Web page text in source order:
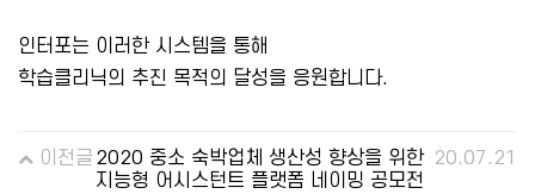
인터포는 이러한 시스템을 통해
학습클리닉의 추진 목적의 달성을 응원합니다.
이전글 2020 중소 숙박업체 생산성 향상을 위한
지능형 어시스턴트 플랫폼 네이밍 공모전
20.07.21